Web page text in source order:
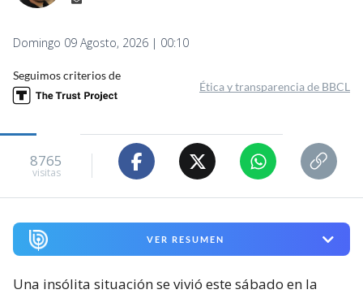
Domingo 09 Agosto, 2026 | 00:10
Seguimos criterios de
Ética y transparencia de BBCL
8765
visitas
VER RESUMEN
Una insólita situación se vivió este sábado en la